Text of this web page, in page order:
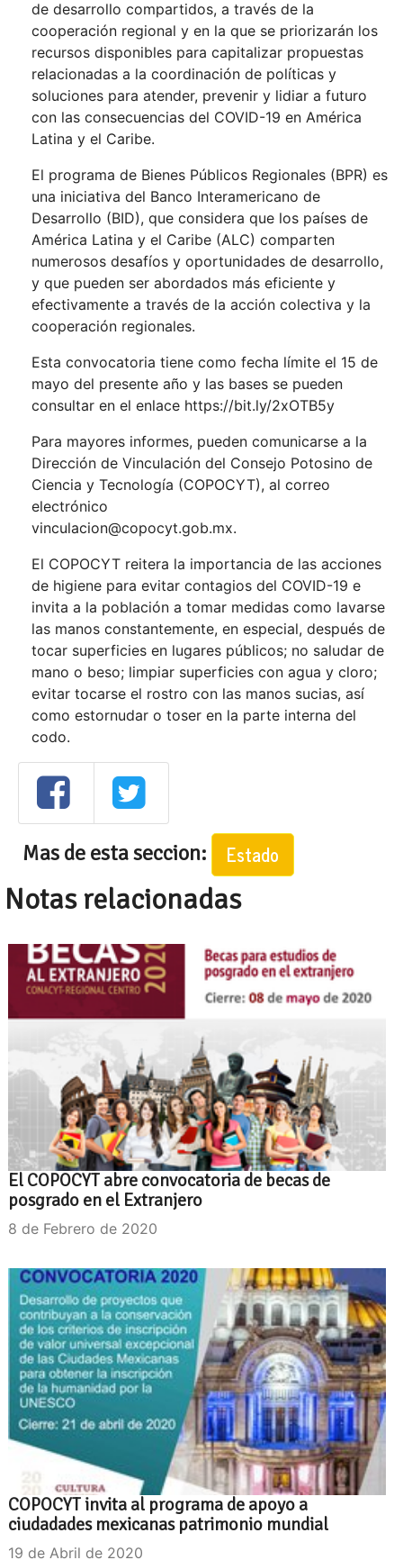
de desarrollo compartidos, a través de la
cooperación regional y en la que se priorizarán los
recursos disponibles para capitalizar propuestas
relacionadas a la coordinación de políticas y
soluciones para atender, prevenir y lidiar a futuro
con las consecuencias del COVID-19 en América
Latina y el Caribe.
El programa de Bienes Públicos Regionales (BPR) es
una iniciativa del Banco Interamericano de
Desarrollo (BID), que considera que los países de
América Latina y el Caribe (ALC) comparten
numerosos desafíos y oportunidades de desarrollo,
y que pueden ser abordados más eficiente y
efectivamente a través de la acción colectiva y la
cooperación regionales.
Esta convocatoria tiene como fecha límite el 15 de
mayo del presente año y las bases se pueden
consultar en el enlace https://bit.ly/2xOTB5y
Para mayores informes, pueden comunicarse a la
Dirección de Vinculación del Consejo Potosino de
Ciencia y Tecnología (COPOCYT), al correo
electrónico
vinculacion@copocyt.gob.mx.
El COPOCYT reitera la importancia de las acciones
de higiene para evitar contagios del COVID-19 e
invita a la población a tomar medidas como lavarse
las manos constantemente, en especial, después de
tocar superficies en lugares públicos; no saludar de
mano o beso; limpiar superficies con agua y cloro;
evitar tocarse el rostro con las manos sucias, así
como estornudar o toser en la parte interna del
codo.
Mas de esta seccion: Estado
Notas relacionadas
El COPOCYT abre convocatoria de becas de
posgrado en el Extranjero
8 de Febrero de 2020
COPOCYT invita al programa de apoyo a
ciudadades mexicanas patrimonio mundial
19 de Abril de 2020